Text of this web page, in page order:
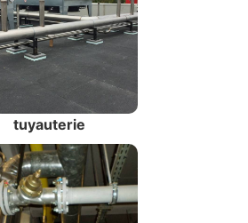
tuyauterie